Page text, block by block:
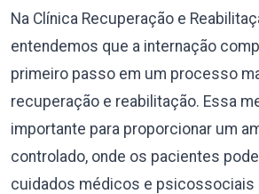
Na Clínica Recuperação e
entendemos que a internação
primeiro passo em um processo
recuperação e reabilitação. Essa
importante para proporcionar um
controlado, onde os pacientes
cuidados médicos e psicossociais